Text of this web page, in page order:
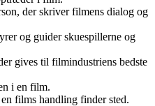
der skriver filmens dialog og
og guider skuespillerne og
gives til filmindustriens bedste
i en film.
films handling finder sted.